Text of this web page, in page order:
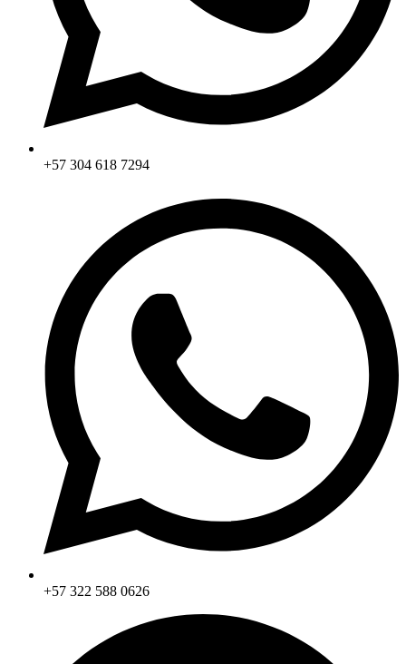
+57 304 618 7294
+57 322 588 0626